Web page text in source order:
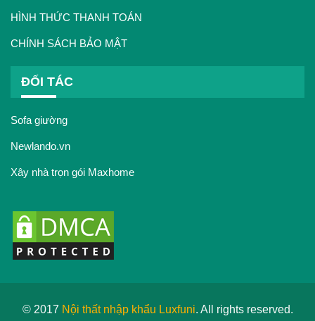
HÌNH THỨC THANH TOÁN
CHÍNH SÁCH BẢO MẬT
ĐỐI TÁC
Sofa giường
Newlando.vn
Xây nhà trọn gói Maxhome
© 2017 Nội thất nhập khẩu Luxfuni. All rights reserved.